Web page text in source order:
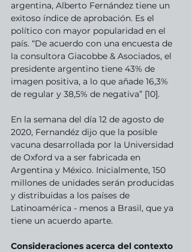
argentina, Alberto Fernández tiene un
exitoso índice de aprobación. Es el
político con mayor popularidad en el
país. “De acuerdo con una encuesta de
la consultora Giacobbe & Asociados, el
presidente argentino tiene 43% de
imagen positiva, a lo que añade 16,3%
de regular y 38,5% de negativa” [10].
En la semana del día 12 de agosto de
2020, Fernandéz dijo que la posible
vacuna desarrollada por la Universidad
de Oxford va a ser fabricada en
Argentina y México. Inicialmente, 150
millones de unidades serán producidas
y distribuidas a los países de
Latinoamérica - menos a Brasil, que ya
tiene un acuerdo aparte.
Consideraciones acerca del contexto